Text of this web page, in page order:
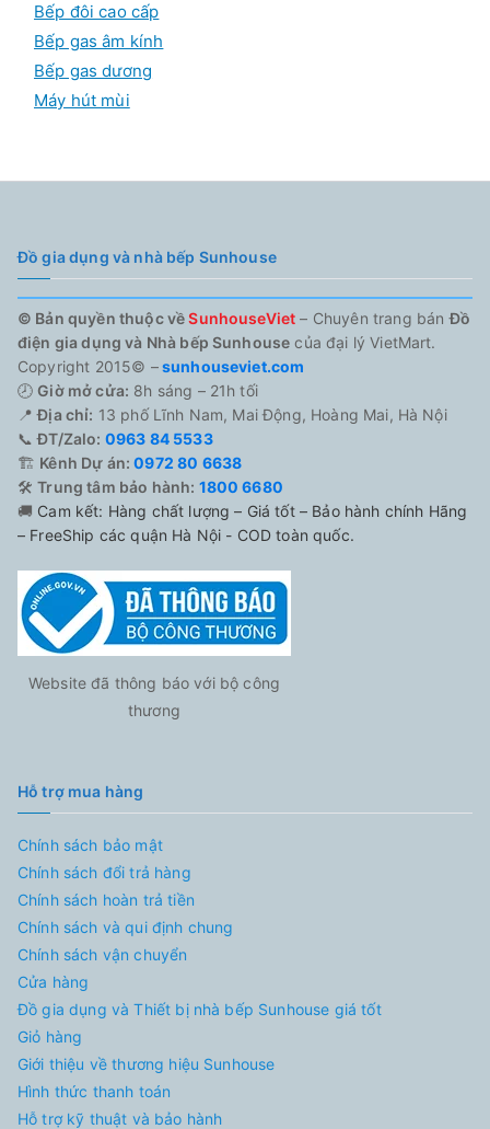
Bếp đôi cao cấp
Bếp gas âm kính
Bếp gas dương
Máy hút mùi
Đồ gia dụng và nhà bếp Sunhouse
© Bản quyền thuộc vềSunhouseViet – Chuyên trang bánĐồ
điện gia dụng và Nhà bếp Sunhouse của đại lý VietMart.
Copyright 2015© –sunhouseviet.com
🕗Giờ mở cửa: 8h sáng – 21h tối
📍Địa chỉ: 13 phố Lĩnh Nam, Mai Động, Hoàng Mai, Hà Nội
📞ĐT/Zalo: 0963 84 5533
🏗️ Kênh Dự án: 0972 80 6638
🛠️Trung tâm bảo hành: 1800 6680
🚚 Cam kết: Hàng chất lượng – Giá tốt – Bảo hành chính Hãng
– FreeShip các quận Hà Nội - COD toàn quốc.
Website đã thông báo với bộ công
thương
Hỗ trợ mua hàng
Chính sách bảo mật
Chính sách đổi trả hàng
Chính sách hoàn trả tiền
Chính sách và qui định chung
Chính sách vận chuyển
Cửa hàng
Đồ gia dụng và Thiết bị nhà bếp Sunhouse giá tốt
Giỏ hàng
Giới thiệu về thương hiệu Sunhouse
Hình thức thanh toán
Hỗ trợ kỹ thuật và bảo hành